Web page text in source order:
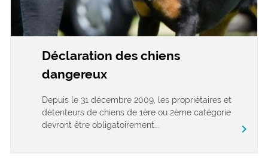
Déclaration des chiens
dangereux
Depuis le 31 décembre 2009, les propriétaires et
détenteurs de chiens de 1ère ou 2ème catégorie
devront être obligatoirement...
chevron_right